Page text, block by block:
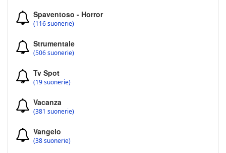
Spaventoso - Horror
(116 suonerie)
Strumentale
(506 suonerie)
Tv Spot
(19 suonerie)
Vacanza
(381 suonerie)
Vangelo
(38 suonerie)